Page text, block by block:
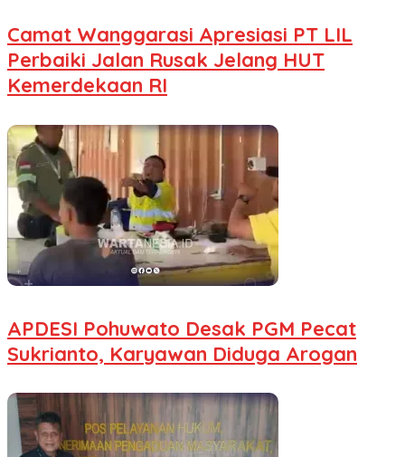
Camat Wanggarasi Apresiasi PT LIL
Perbaiki Jalan Rusak Jelang HUT
Kemerdekaan RI
APDESI Pohuwato Desak PGM Pecat
Sukrianto, Karyawan Diduga Arogan